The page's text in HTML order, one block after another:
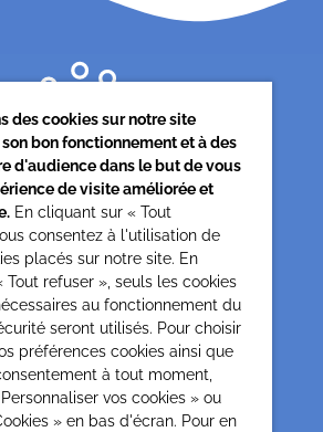
Siège associatif
rue de la glacière
75013 Paris
0142850804
Cesap Formation
des cookies sur notre site
bon fonctionnement et à des
d'audience dans le but de vous
de visite améliorée et
En cliquant sur « Tout
consentez à l'utilisation de
placés sur notre site. En
Tout refuser », seuls les cookies
au fonctionnement du
seront utilisés. Pour choisir
préférences cookies ainsi que
à tout moment,
vos cookies » ou
» en bas d'écran. Pour en